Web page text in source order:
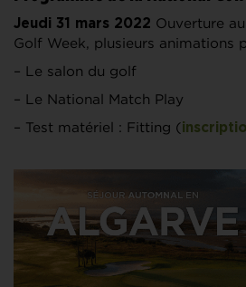
Jeudi 31 mars 2022 Ouverture
Golf Week, plusieurs animations
– Le salon du golf
– Le National Match Play
– Test matériel : Fitting (